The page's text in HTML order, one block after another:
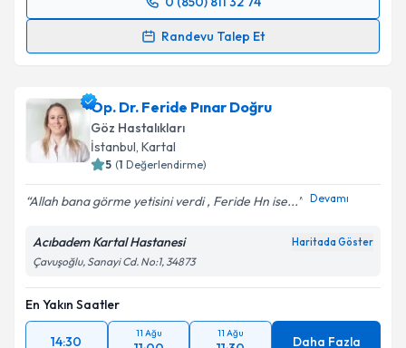
Randevu Talep Et
Randevu Takvimi Talebi
takvim hazırlandığında e-posta ile bilgilendireceğiz.
E-posta Adresiniz
Metni'ni okudum ve kişisel verilerimin belirtilen
kapsamda işlenmesini kabul ediyorum.
Takvim Talebini Gönder
Op. Dr. Feride Pınar Doğru
Göz Hastalıkları
İstanbul, Kartal
5 (1 Değerlendirme)
Allah bana görme yetisini verdi , Feride Hn ise... Devamı
Acıbadem Kartal Hastanesi Haritada Göster
Çavuşoğlu, Sanayi Cd. No:1, 34873
En Yakın Saatler
14:30
11 Ağu 11 Ağu
Daha Fazla